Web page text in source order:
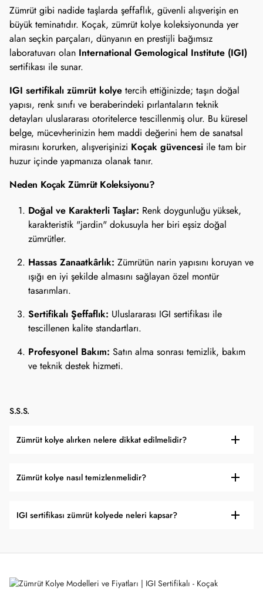
Zümrüt gibi nadide taşlarda şeffaflık, güvenli alışverişin en
büyük teminatıdır. Koçak, zümrüt kolye koleksiyonunda yer
alan seçkin parçaları, dünyanın en prestijli bağımsız
laboratuvarı olan International Gemological Institute (IGI)
sertifikası ile sunar.
IGI sertifikalı zümrüt kolye tercih ettiğinizde; taşın doğal
yapısı, renk sınıfı ve beraberindeki pırlantaların teknik
detayları uluslararası otoritelerce tescillenmiş olur. Bu küresel
belge, mücevherinizin hem maddi değerini hem de sanatsal
mirasını korurken, alışverişinizi Koçak güvencesi ile tam bir
huzur içinde yapmanıza olanak tanır.
Neden Koçak Zümrüt Koleksiyonu?
Doğal ve Karakterli Taşlar: Renk doygunluğu yüksek,
karakteristik "jardin" dokusuyla her biri eşsiz doğal
zümrütler.
Hassas Zanaatkârlık: Zümrütün narin yapısını koruyan ve
ışığı en iyi şekilde almasını sağlayan özel montür
tasarımları.
Sertifikalı Şeffaflık: Uluslararası IGI sertifikası ile
tescillenen kalite standartları.
Profesyonel Bakım: Satın alma sonrası temizlik, bakım
ve teknik destek hizmeti.
S.S.S.
Zümrüt kolye alırken nelere dikkat edilmelidir?
Zümrüt kolye nasıl temizlenmelidir?
IGI sertifikası zümrüt kolyede neleri kapsar?